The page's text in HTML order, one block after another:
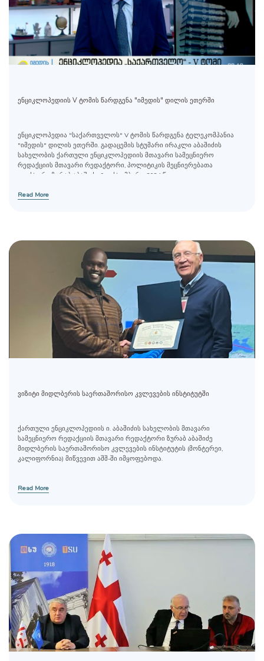
ენციკლოპედიის V ტომის წარდგენა "იმედის" დილის ეთერში
ენციკლოპედია "საქართველოს" V ტომის წარდგენა ტელეკომპანია
"იმედის" დილის ეთერში. გადაცემის სტუმარი ირაკლი აბაშიძის
სახელობის ქართული ენციკლოპედიის მთავარი სამეცნიერო
რედაქციის მთავარი რედაქტორი, პოლიტიკის მეცნიერებათა
დოქტორი ზურაბ აბაშიძე. 9 ოქტომბერი, 2024 წელი.
Read More
ვიზიტი მიდლბერის საერთაშორისო კვლევების ინსტიტუტში
ქართული ენციკლოპედიის ი. აბაშიძის სახელობის მთავარი
სამეცნიერო რედაქციის მთავარი რედაქტორი ზურაბ აბაშიძე
მიდლბერის საერთაშორისო კვლევების ინსტიტუტის (მონტერეი,
კალიფორნია) მიწვევით აშშ-ში იმყოფებოდა.
Read More